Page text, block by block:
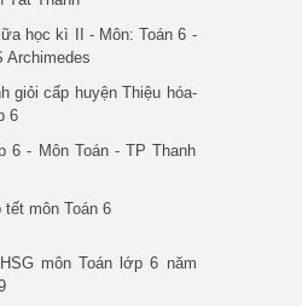
học kì II - Môn: Toán 6 -
Archimedes
giỏi cấp huyện Thiệu hóa-
6
6 - Môn Toán - TP Thanh
tết môn Toán 6
môn Toán lớp 6 năm